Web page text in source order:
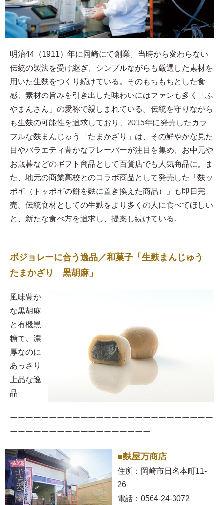
明治44（1911）年に岡崎にて創業。当時から変わらない
伝統の製法を受け継ぎ、シンプルながらも厳選した素材を
用いた生麩をつくり続けている。そのもちもちとした食
感、素材の旨みを引き出した味わいにはファンも多く「ふ
やまんさん」の愛称で親しまれている。伝統を守りながら
も生麩の可能性を追求しており、2015年に発売したカラ
フルな麩まんじゅう「たまかざり」は、その鮮やかな見た
目やバラエティ豊かなフレーバーが注目を集め、お中元や
お歳暮などのギフト商品として百貨店でも人気商品に。ま
た、地元の商業高校とのコラボ商品として発売した「麩ッ
ポギ（トッポギの餅を麩に置き換えた商品）」も即日完
売。伝統食材としての生麩をより多くの人に食べてほしい
と、新たな食べ方を追求し、提案し続けている。
ボジョレーに合う逸品／和菓子「生麩まんじゅう
たまかざり 黒胡麻」
風味豊か
な黒胡麻
と有機黒
糖で、濃
厚なのに
あっさり
上品な逸
品
ーーーーーーーーーーーーーーーーーーーーーーーーーー
ーーーーーーーーーーーーーーーーーー
■麩屋万商店
住所：岡崎市日名本町11-
26
電話：0564-24-3072